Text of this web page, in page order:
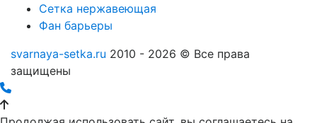
Сетка нержавеющая
Фан барьеры
svarnaya-setka.ru 2010 - 2026 © Все права
защищены